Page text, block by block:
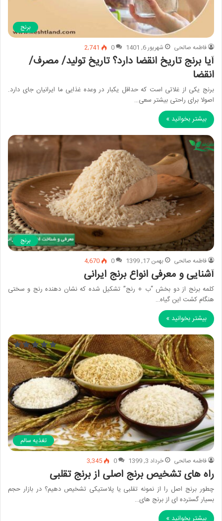
برنج
فاطمه صالحی شهریور 6, 1401 0
2,741
آیا برنج تاریخ انقضا دارد؟ تاریخ تولید/ مصرف/
انقضا
برنج یکی از غلاتی است که حداقل یکبار در وعده غذایی ما ایرانیان جای دارد.
اصولا برای راحتی بیشتر سعی…
بیشتر بخوانید »
برنج
فاطمه صالحی بهمن 17, 1399 0
4,670
آشنایی و معرفی انواع برنج ایرانی
کلمه برنج از دو بخش “ب + رنج” تشکیل شده که نشان دهنده رنج و سختی
هنگام کشت این گیاه…
بیشتر بخوانید »
تغذیه سالم
فاطمه صالحی خرداد 3, 1399 0
3,345
راه های تشخیص برنج اصلی از برنج تقلبی
چطور برنج اصل را از نمونه تقلبی یا پلاستیکی تشخیص دهیم؟ در بازار حجم
بسیار گسترده ای از برنج های…
بیشتر بخوانید »